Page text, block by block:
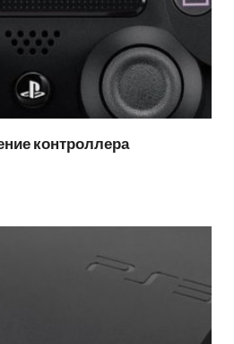
контроллера